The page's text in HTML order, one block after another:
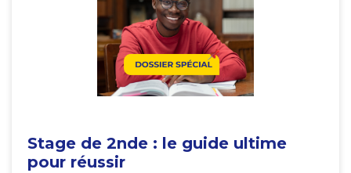
Stage de 2nde : le guide ultime
pour réussir